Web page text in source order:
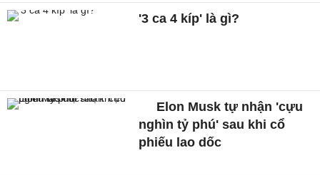
'3 ca 4 kíp' là gì?
Elon Musk tự nhận 'cựu
nghìn tỷ phú' sau khi cổ
phiếu lao dốc